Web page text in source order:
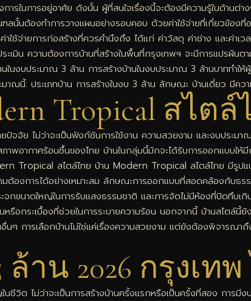
รในการอยู่อาศัย ดังนั้น ผู้ที่สนใจเรื่องนี้จะต้องมีความรู้ในด้านต่า
นั้นต้องทำการวางแผนอย่างรอบคอบ ด้วยค่าใช้จ่ายที่เกี่ยวข้อง
ใช้จ่ายการก่อสร้างที่ควรคำนึงถึง ได้แก่ ค่าวัสดุ ค่าช่าง และค่าเ
ะเมิน ความต้องการบ้านที่สร้างในพื้นที่กรุงเทพฯ จะมีการแปรผั
ในงบประมาณ 3 ล้าน การสร้างบ้านในงบประมาณ 3 ล้านบาททำใ
มาณนี้: ประเภทบ้าน การสร้างในงบ 3 ล้าน ลักษณะ บ้านเดี่ยว มีค
Tropical สไตล์
ปัจจัย ไม่ว่าจะเป็นฟังก์ชันการใช้งาน ความสวยงาม และงบปร
ภาพอากาศร้อนชื้นของไทย บ้านในกลุ่มนี้มักจะได้รับการออกแบบ
Tropical สไตล์ไทย บ้าน Modern Tropical สไตล์ไทย มีรูป
องการได้อย่างเหมาะสม ลักษณะการออกแบบที่สอดคล้องกับธ
ะจกขนาดใหญ่ในการรับแสงธรรมชาติ และการจัดไม่มีห้องที่ปิดทึ
อกระเบื้องที่ช่วยในการระบายความร้อน นอกจากนี้ บ้านสไตล์นี้
ๆ การเลือกบ้านไม่ใช่แค่เรื่องความสวยงาม แต่ยังต้องพิจารณา
ล้าน 2026 กรุงเ
นชีวิต ไม่ว่าจะเป็นการสร้างบ้านครั้งแรกหรือเป็นครั้งที่สอง การ